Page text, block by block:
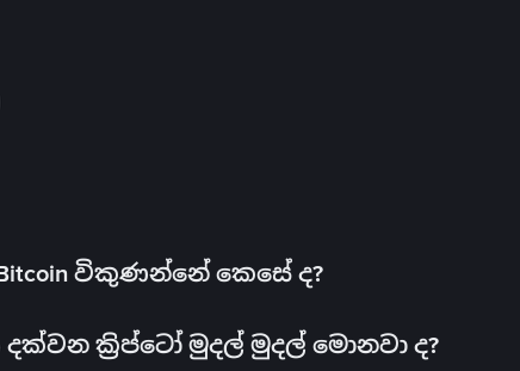
Bitcoin විකුණන්නේ කෙසේ ද?
දක්වන ක්‍රිප්ටෝ මුදල් මුදල් මොනවා ද?